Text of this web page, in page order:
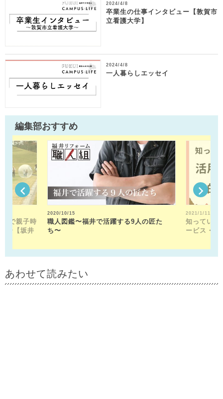
2024/4/8
卒業生の仕事インタビュー【敦賀市
立看護大学】
2024/4/8
一人暮らしエッセイ
編集部おすすめ
で親子時
〜【坂井
2020/10/15
職人図鑑〜福井で活躍する9人の匠た
ち〜
2021/1/11
知っている
ービス・活
あわせて読みたい